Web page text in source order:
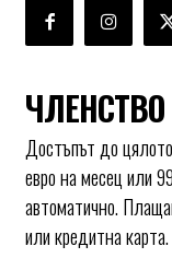
ЧЛЕНСТВО
Достъпът до
евро на месец или
автоматично.
или кредитна карта.